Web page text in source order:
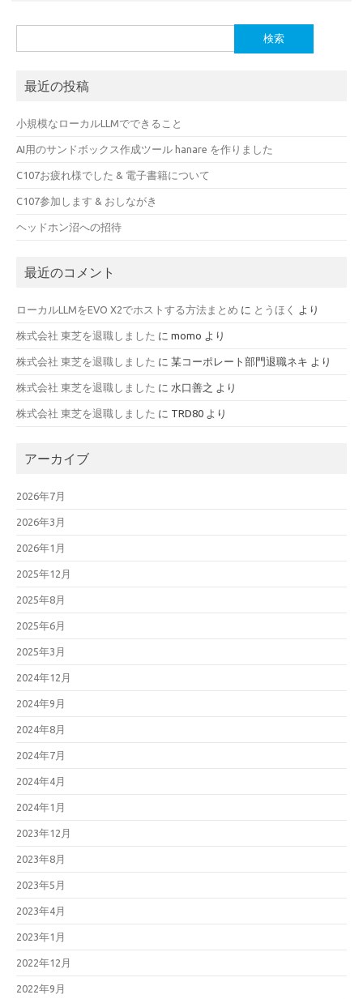
索:
最近の投稿
小規模なローカルLLMでできること
AI用のサンドボックス作成ツール hanare を作りました
C107お疲れ様でした & 電子書籍について
C107参加します & おしながき
ヘッドホン沼への招待
最近のコメント
ローカルLLMをEVO X2でホストする方法まとめ に とうほく より
株式会社 東芝を退職しました に momo より
株式会社 東芝を退職しました に 某コーポレート部門退職ネキ より
株式会社 東芝を退職しました に 水口善之 より
株式会社 東芝を退職しました に TRD80 より
アーカイブ
2026年7月
2026年3月
2026年1月
2025年12月
2025年8月
2025年6月
2025年3月
2024年12月
2024年9月
2024年8月
2024年7月
2024年4月
2024年1月
2023年12月
2023年8月
2023年5月
2023年4月
2023年1月
2022年12月
2022年9月